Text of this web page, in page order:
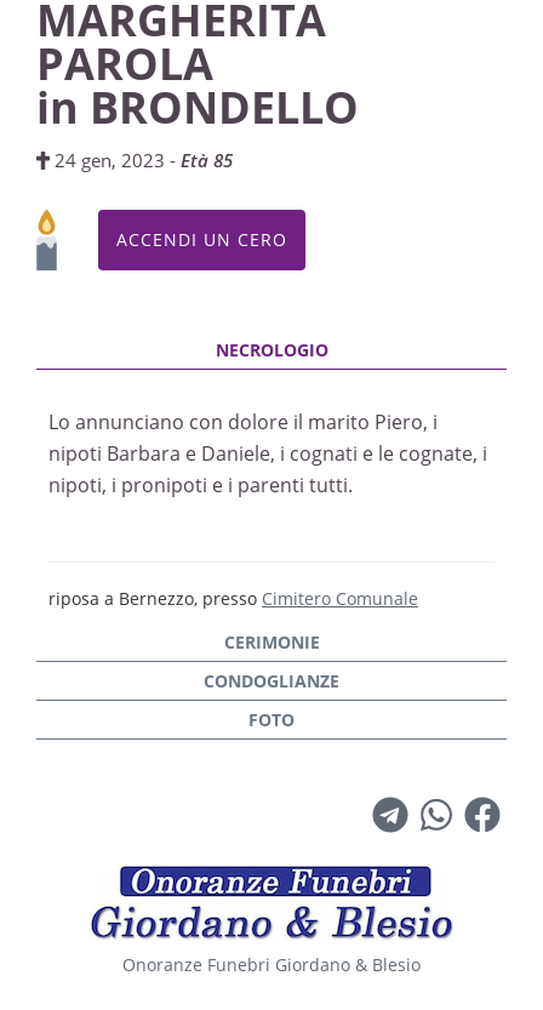
MARGHERITA
PAROLA
in BRONDELLO
24 gen, 2023 -Età 85
ACCENDI UN CERO
Lo annunciano con dolore il marito Piero, i
nipoti Barbara e Daniele, i cognati e le cognate, i
nipoti, i pronipoti e i parenti tutti.
riposa a Bernezzo, presso Cimitero Comunale
Onoranze Funebri Giordano & Blesio